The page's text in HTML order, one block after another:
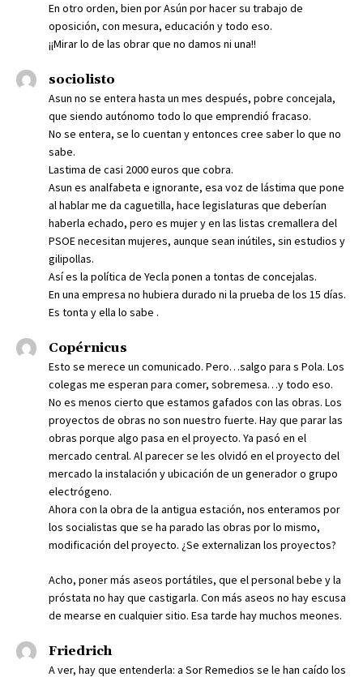
En otro orden, bien por Asún por hacer su trabajo de
oposición, con mesura, educación y todo eso.
¡¡Mirar lo de las obrar que no damos ni una!!
sociolisto
Asun no se entera hasta un mes después, pobre concejala,
que siendo autónomo todo lo que emprendió fracaso.
No se entera, se lo cuentan y entonces cree saber lo que no
sabe.
Lastima de casi 2000 euros que cobra.
Asun es analfabeta e ignorante, esa voz de lástima que pone
al hablar me da caguetilla, hace legislaturas que deberían
haberla echado, pero es mujer y en las listas cremallera del
PSOE necesitan mujeres, aunque sean inútiles, sin estudios y
gilipollas.
Así es la política de Yecla ponen a tontas de concejalas.
En una empresa no hubiera durado ni la prueba de los 15 días.
Es tonta y ella lo sabe .
Copérnicus
Esto se merece un comunicado. Pero…salgo para s Pola. Los
colegas me esperan para comer, sobremesa…y todo eso.
No es menos cierto que estamos gafados con las obras. Los
proyectos de obras no son nuestro fuerte. Hay que parar las
obras porque algo pasa en el proyecto. Ya pasó en el
mercado central. Al parecer se les olvidó en el proyecto del
mercado la instalación y ubicación de un generador o grupo
electrógeno.
Ahora con la obra de la antigua estación, nos enteramos por
los socialistas que se ha parado las obras por lo mismo,
modificación del proyecto. ¿Se externalizan los proyectos?
Acho, poner más aseos portátiles, que el personal bebe y la
próstata no hay que castigarla. Con más aseos no hay escusa
de mearse en cualquier sitio. Esa tarde hay muchos meones.
Friedrich
A ver, hay que entenderla: a Sor Remedios se le han caído los